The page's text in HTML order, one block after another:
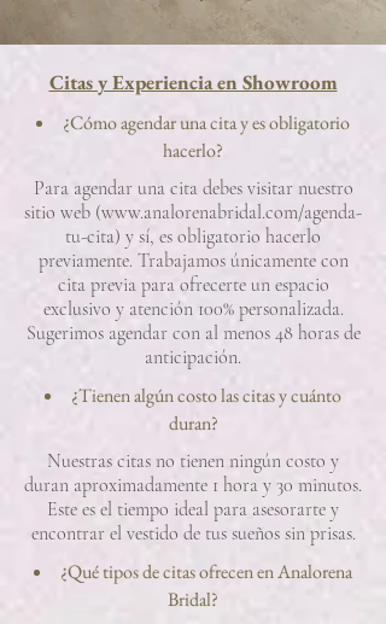
Citas y Experiencia en Showroom
¿Cómo agendar una cita y es obligatorio
hacerlo?
Para agendar una cita debes visitar nuestro
sitio web (www.analorenabridal.com/agenda-
tu-cita) y sí, es obligatorio hacerlo
previamente. Trabajamos únicamente con
cita previa para ofrecerte un espacio
exclusivo y atención 100% personalizada.
Sugerimos agendar con al menos 48 horas de
anticipación.
¿Tienen algún costo las citas y cuánto
duran?
Nuestras citas no tienen ningún costo y
duran aproximadamente 1 hora y 30 minutos.
Este es el tiempo ideal para asesorarte y
encontrar el vestido de tus sueños sin prisas.
¿Qué tipos de citas ofrecen en Analorena
Bridal?